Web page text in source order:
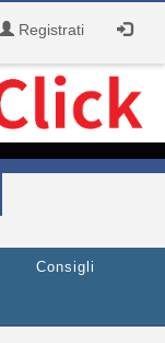
Registrati
Consigli